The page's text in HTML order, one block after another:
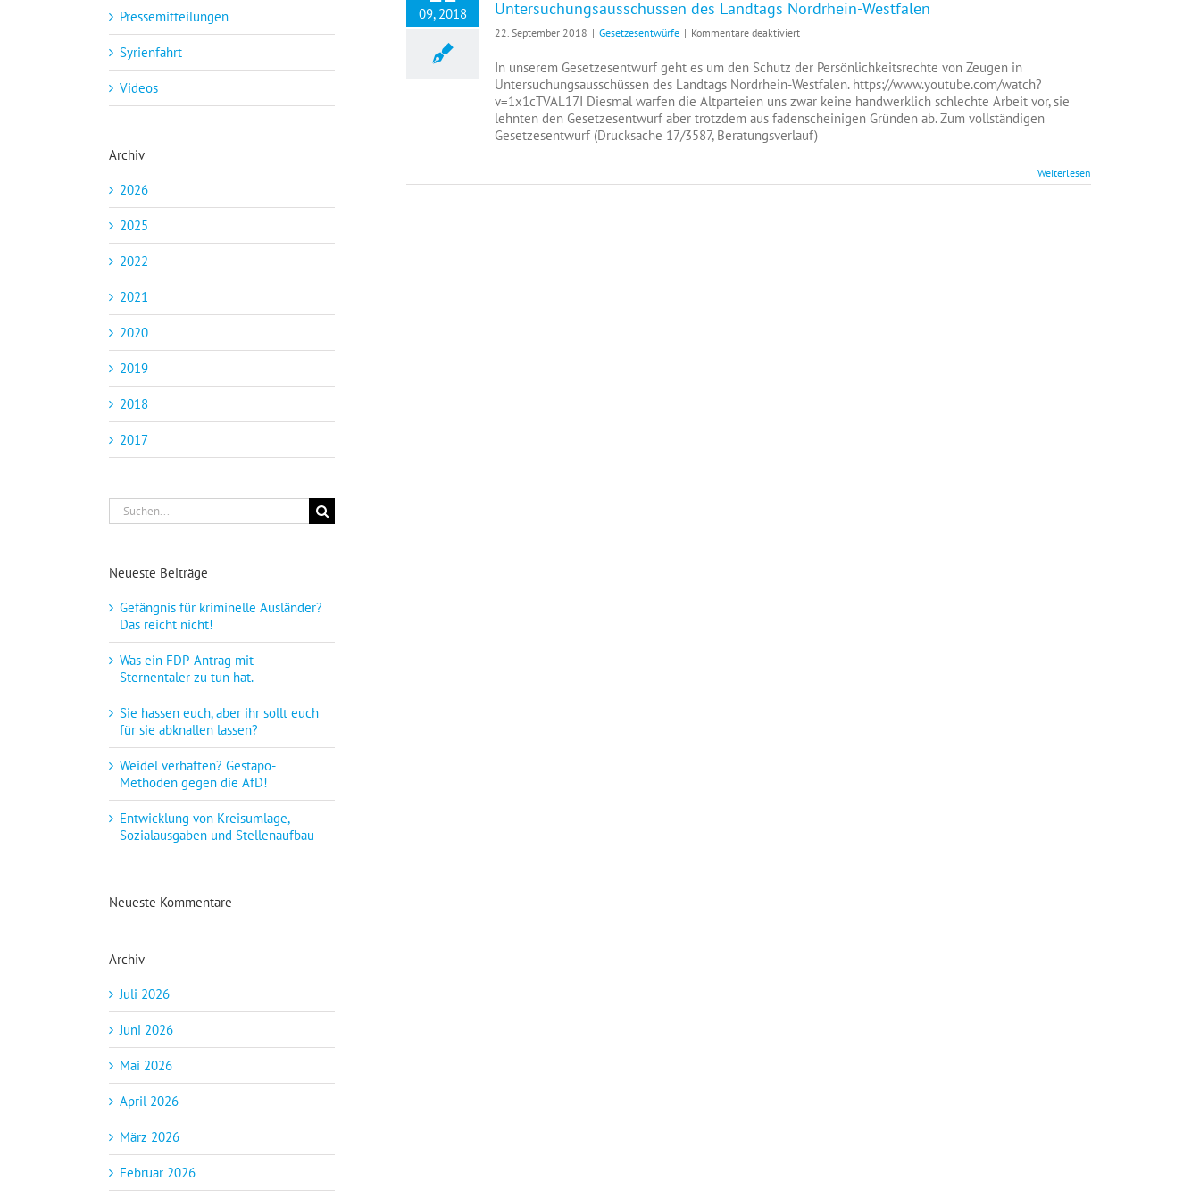
09, 2018
Untersuchungsausschüssen des Landtags Nordrhein-Westfalen
22. September 2018 | Gesetzesentwürfe | Kommentare deaktiviertfür
zur
Änderung
des
Gesetzes
über
die
In unserem Gesetzesentwurf geht es um den Schutz der Persönlichkeitsrechte von Zeugen in
Untersuchungsausschüssen des Landtags Nordrhein-Westfalen. https://www.youtube.com/watch?
v=1x1cTVAL17I Diesmal warfen die Altparteien uns zwar keine handwerklich schlechte Arbeit vor, sie
lehnten den Gesetzesentwurf aber trotzdem aus fadenscheinigen Gründen ab. Zum vollständigen
Gesetzesentwurf (Drucksache 17/3587, Beratungsverlauf)
Weiterlesen
Pressemitteilungen
Syrienfahrt
Videos
Archiv
2026
2025
2022
2021
2020
2019
2018
2017
Suche
nach:
Neueste Beiträge
Gefängnis für kriminelle Ausländer?
Das reicht nicht!
Was ein FDP-Antrag mit
Sternentaler zu tun hat.
Sie hassen euch, aber ihr sollt euch
für sie abknallen lassen?
Weidel verhaften? Gestapo-
Methoden gegen die AfD!
Entwicklung von Kreisumlage,
Sozialausgaben und Stellenaufbau
Neueste Kommentare
Archiv
Juli 2026
Juni 2026
Mai 2026
April 2026
März 2026
Februar 2026